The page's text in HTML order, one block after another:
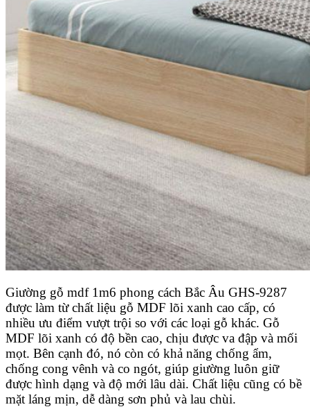
Giường gỗ mdf 1m6 phong cách Bắc Âu GHS-9287
được làm từ chất liệu gỗ MDF lõi xanh cao cấp, có
nhiều ưu điểm vượt trội so với các loại gỗ khác. Gỗ
MDF lõi xanh có độ bền cao, chịu được va đập và mối
mọt. Bên cạnh đó, nó còn có khả năng chống ẩm,
chống cong vênh và co ngót, giúp giường luôn giữ
được hình dạng và độ mới lâu dài. Chất liệu cũng có bề
mặt láng mịn, dễ dàng sơn phủ và lau chùi.